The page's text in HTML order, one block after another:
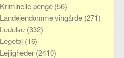
Kriminelle penge (56)
Landejendomme vingårde (271)
Ledelse (332)
Legetøj (16)
Lejligheder (2410)